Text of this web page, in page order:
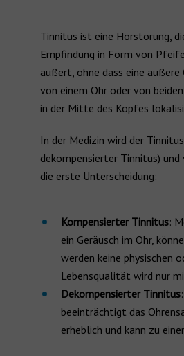
Tinnitus ist eine Hörstörung,
Empfindung in Form von
äußert, ohne dass eine
von einem Ohr oder von
in der Mitte des Kopfes
In der Medizin wird der
dekompensierter Tinnitus)
die erste Unterscheidung:
Kompensierter Tinnitus:
ein Geräusch im Ohr,
werden keine physischen
Lebensqualität wird nur
Dekompensierter Tinnitus
beeinträchtigt das
erheblich und kann zu